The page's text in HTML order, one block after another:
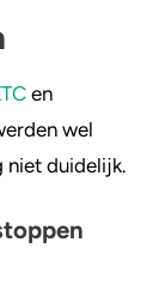
en
wel
niet duidelijk.